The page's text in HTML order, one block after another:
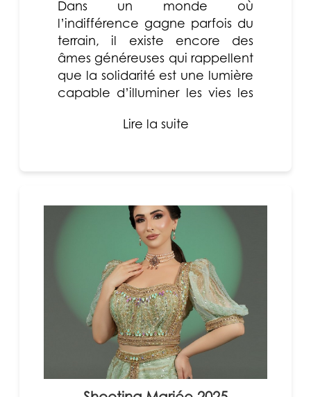
Dans un monde où
l’indifférence gagne parfois du
terrain, il existe encore des
âmes généreuses qui rappellent
que la solidarité est une lumière
capable d’illuminer les vies les
Lire la suite